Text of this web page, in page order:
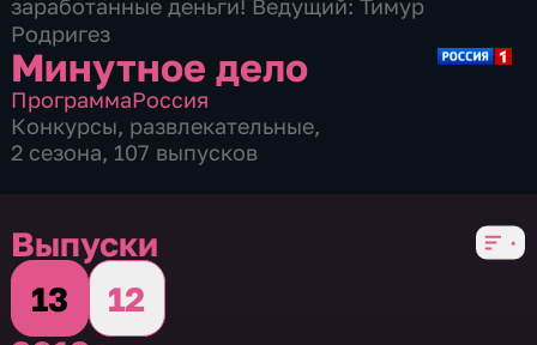
заработанные деньги! Ведущий: Тимур
Родригез
Минутное дело
ПрограммаРоссия
Конкурсы, развлекательные,
2 сезона, 107 выпусков
Выпуски
13
12